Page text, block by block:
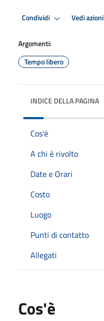
Condividi Vedi azioni
Argomenti:
Tempo libero
INDICE DELLA PAGINA
Cos'è
A chi è rivolto
Date e Orari
Costo
Luogo
Punti di contatto
Allegati
Cos'è